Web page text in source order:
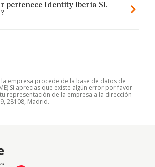
pertenece Identity Iberia Sl.
la empresa procede de la base de datos de
Si aprecias que existe algún error por favor
representación de la empresa a la dirección
28108, Madrid.